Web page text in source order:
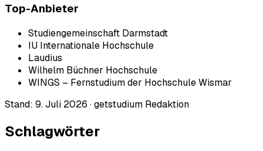
Top-Anbieter
Studiengemeinschaft Darmstadt
IU Internationale Hochschule
Laudius
Wilhelm Büchner Hochschule
WINGS – Fernstudium der Hochschule Wismar
Stand: 9. Juli 2026 ·getstudium Redaktion
Schlagwörter